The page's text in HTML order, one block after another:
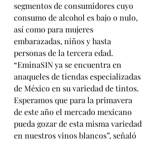
segmentos de consumidores cuyo
consumo de alcohol es bajo o nulo,
así como para mujeres
embarazadas, niños y hasta
personas de la tercera edad.
“EminaSIN ya se encuentra en
anaqueles de tiendas especializadas
de México en su variedad de tintos.
Esperamos que para la primavera
de este año el mercado mexicano
pueda gozar de esta misma variedad
en nuestros vinos blancos”, señaló